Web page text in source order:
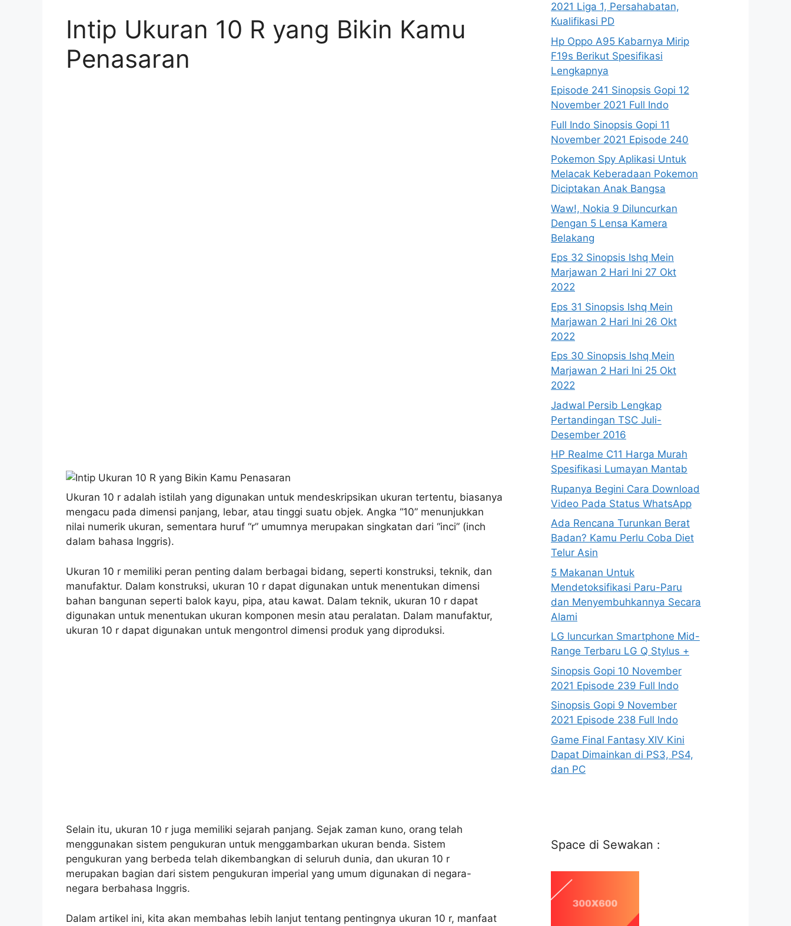
Intip Ukuran 10 R yang Bikin Kamu
Penasaran
Ukuran 10 r adalah istilah yang digunakan untuk mendeskripsikan ukuran tertentu, biasanya
mengacu pada dimensi panjang, lebar, atau tinggi suatu objek. Angka “10” menunjukkan
nilai numerik ukuran, sementara huruf “r” umumnya merupakan singkatan dari “inci” (inch
dalam bahasa Inggris).
Ukuran 10 r memiliki peran penting dalam berbagai bidang, seperti konstruksi, teknik, dan
manufaktur. Dalam konstruksi, ukuran 10 r dapat digunakan untuk menentukan dimensi
bahan bangunan seperti balok kayu, pipa, atau kawat. Dalam teknik, ukuran 10 r dapat
digunakan untuk menentukan ukuran komponen mesin atau peralatan. Dalam manufaktur,
ukuran 10 r dapat digunakan untuk mengontrol dimensi produk yang diproduksi.
Selain itu, ukuran 10 r juga memiliki sejarah panjang. Sejak zaman kuno, orang telah
menggunakan sistem pengukuran untuk menggambarkan ukuran benda. Sistem
pengukuran yang berbeda telah dikembangkan di seluruh dunia, dan ukuran 10 r
merupakan bagian dari sistem pengukuran imperial yang umum digunakan di negara-
negara berbahasa Inggris.
Dalam artikel ini, kita akan membahas lebih lanjut tentang pentingnya ukuran 10 r, manfaat
2021 Liga 1, Persahabatan,
Kualifikasi PD
Hp Oppo A95 Kabarnya Mirip
F19s Berikut Spesifikasi
Lengkapnya
Episode 241 Sinopsis Gopi 12
November 2021 Full Indo
Full Indo Sinopsis Gopi 11
November 2021 Episode 240
Pokemon Spy Aplikasi Untuk
Melacak Keberadaan Pokemon
Diciptakan Anak Bangsa
Waw!, Nokia 9 Diluncurkan
Dengan 5 Lensa Kamera
Belakang
Eps 32 Sinopsis Ishq Mein
Marjawan 2 Hari Ini 27 Okt
2022
Eps 31 Sinopsis Ishq Mein
Marjawan 2 Hari Ini 26 Okt
2022
Eps 30 Sinopsis Ishq Mein
Marjawan 2 Hari Ini 25 Okt
2022
Jadwal Persib Lengkap
Pertandingan TSC Juli-
Desember 2016
HP Realme C11 Harga Murah
Spesifikasi Lumayan Mantab
Rupanya Begini Cara Download
Video Pada Status WhatsApp
Ada Rencana Turunkan Berat
Badan? Kamu Perlu Coba Diet
Telur Asin
5 Makanan Untuk
Mendetoksifikasi Paru-Paru
dan Menyembuhkannya Secara
Alami
LG luncurkan Smartphone Mid-
Range Terbaru LG Q Stylus +
Sinopsis Gopi 10 November
2021 Episode 239 Full Indo
Sinopsis Gopi 9 November
2021 Episode 238 Full Indo
Game Final Fantasy XIV Kini
Dapat Dimainkan di PS3, PS4,
dan PC
Space di Sewakan :